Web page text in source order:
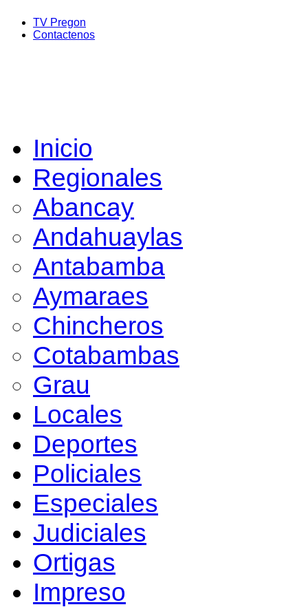
TV Pregon
Contactenos
Inicio
Regionales
Abancay
Andahuaylas
Antabamba
Aymaraes
Chincheros
Cotabambas
Grau
Locales
Deportes
Policiales
Especiales
Judiciales
Ortigas
Impreso